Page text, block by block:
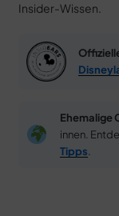
Insider-Wissen.
Ehemalige
innen.
Tipps